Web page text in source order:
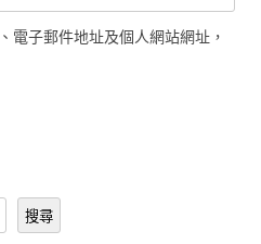
電子郵件地址及個人網站網址，
搜尋